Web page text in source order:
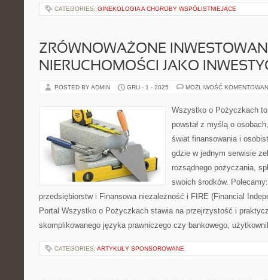
CATEGORIES: GINEKOLOGIA A CHOROBY WSPÓŁISTNIEJĄCE
ZRÓWNOWAŻONE
NIERUCHOMOŚCI JAKO
POSTED BY ADMIN GRU - 1 - 2025 MOŻLIWOŚĆ
Wszystko o Pożyczkach
powstał z myślą o
świat finansowania i
gdzie w jednym serwisie
rozsądnego pożyczania,
swoich środków.
przedsiębiorstw i Finansowa niezależność i FIRE (Financial
Portal Wszystko o Pożyczkach stawia na przejrzystość i
skomplikowanego języka prawniczego czy bankowego,
CATEGORIES: ARTYKUŁY SPONSOROWANE